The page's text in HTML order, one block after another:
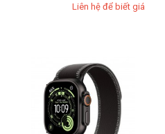
Liên hệ để biết giá